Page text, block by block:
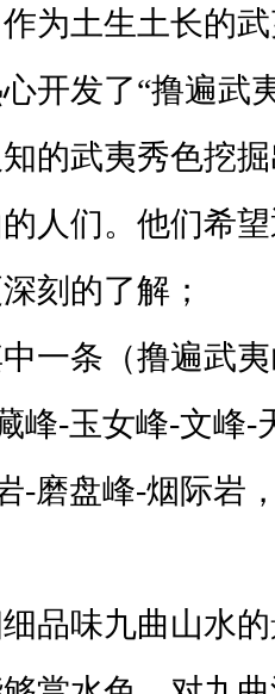
为土生土长的
开发了“撸遍武
的武夷秀色挖
人们。他们希
刻的了解；
一条（撸遍武
峰-玉女峰-文峰-
-磨盘峰-烟际岩
品味九曲山水